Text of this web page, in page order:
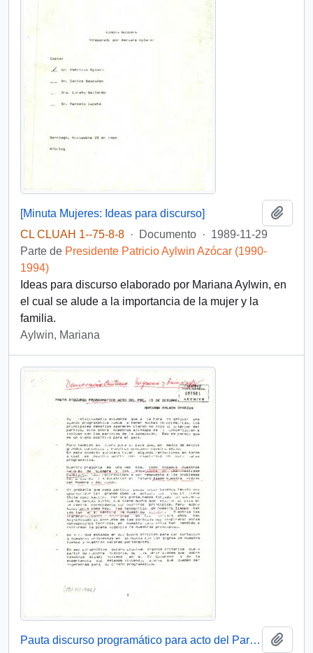
[Minuta Mujeres: Ideas para discurso]
CL CLUAH 1--75-8-8 · Documento · 1989-11-29
Parte de Presidente Patricio Aylwin Azócar (1990-
1994)
Ideas para discurso elaborado por Mariana Aylwin, en
el cual se alude a la importancia de la mujer y la
familia.
Aylwin, Mariana
Pauta discurso programático para acto del Partido Demócrata Cristiano